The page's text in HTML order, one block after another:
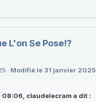
L'on Se Pose!?
· Modifié le 31 janvier 2025
08:06, claudelecram a dit :